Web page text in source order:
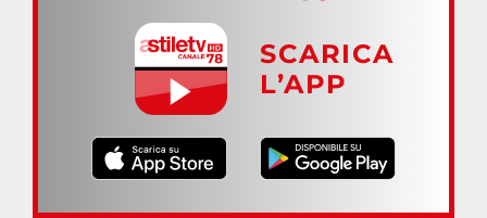
SCARICA
L’APP